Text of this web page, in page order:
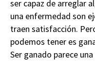
ser capaz de arreglar
una enfermedad son
traen satisfacción.
podemos tener es
Ser ganado parece